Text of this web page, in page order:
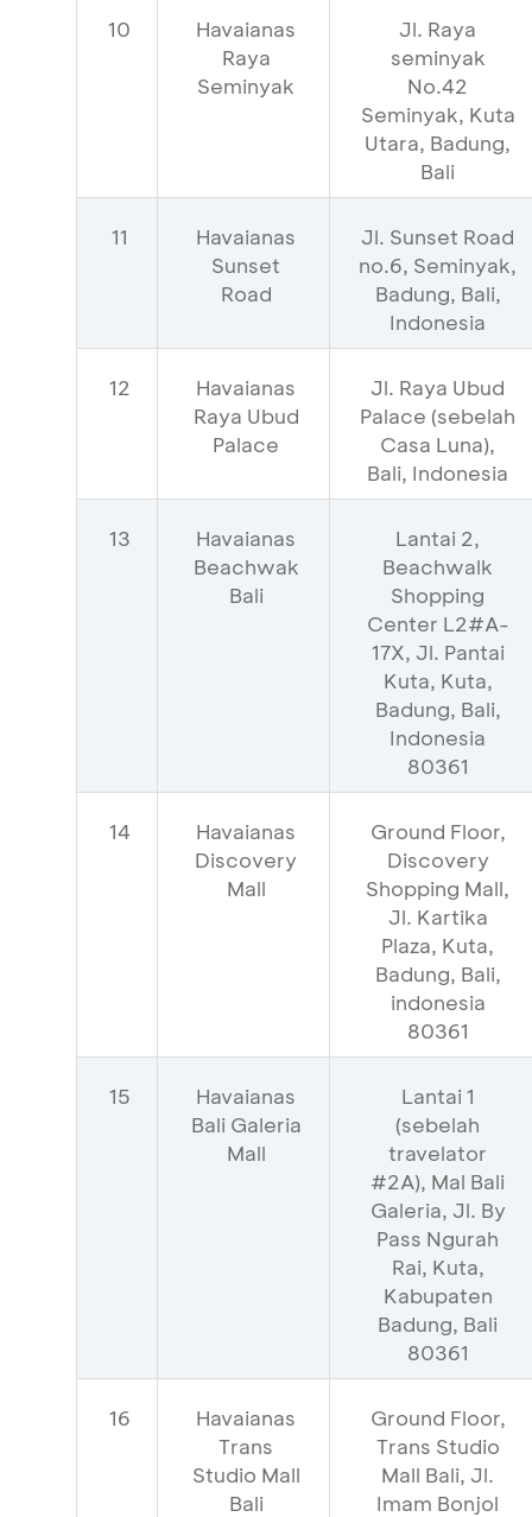
10
Havaianas
Raya
Seminyak
Jl. Raya
seminyak
No.42
Seminyak, Kuta
Utara, Badung,
Bali
11
Havaianas
Sunset
Road
Jl. Sunset Road
no.6, Seminyak,
Badung, Bali,
Indonesia
12
Havaianas
Raya Ubud
Palace
Jl. Raya Ubud
Palace (sebelah
Casa Luna),
Bali, Indonesia
13
Havaianas
Beachwak
Bali
Lantai 2,
Beachwalk
Shopping
Center L2#A-
17X, Jl. Pantai
Kuta, Kuta,
Badung, Bali,
Indonesia
80361
14
Havaianas
Discovery
Mall
Ground Floor,
Discovery
Shopping Mall,
Jl. Kartika
Plaza, Kuta,
Badung, Bali,
indonesia
80361
15
Havaianas
Bali Galeria
Mall
Lantai 1
(sebelah
travelator
#2A), Mal Bali
Galeria, Jl. By
Pass Ngurah
Rai, Kuta,
Kabupaten
Badung, Bali
80361
16
Havaianas
Trans
Studio Mall
Bali
Ground Floor,
Trans Studio
Mall Bali, Jl.
Imam Bonjol